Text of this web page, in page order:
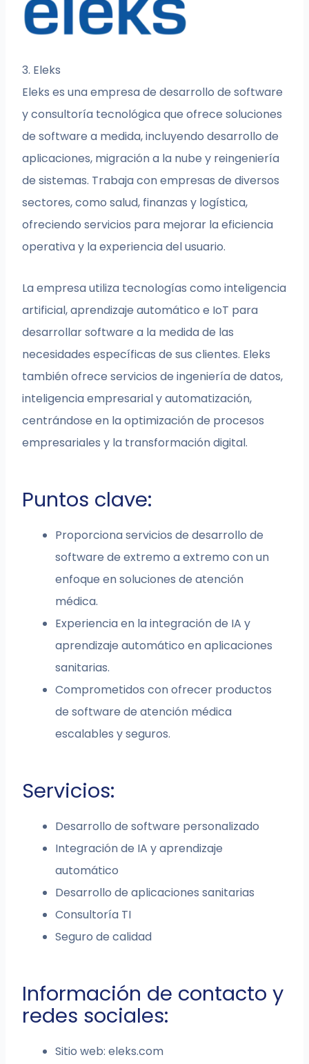
3. Eleks
Eleks es una empresa de desarrollo de software
y consultoría tecnológica que ofrece soluciones
de software a medida, incluyendo desarrollo de
aplicaciones, migración a la nube y reingeniería
de sistemas. Trabaja con empresas de diversos
sectores, como salud, finanzas y logística,
ofreciendo servicios para mejorar la eficiencia
operativa y la experiencia del usuario.
La empresa utiliza tecnologías como inteligencia
artificial, aprendizaje automático e IoT para
desarrollar software a la medida de las
necesidades específicas de sus clientes. Eleks
también ofrece servicios de ingeniería de datos,
inteligencia empresarial y automatización,
centrándose en la optimización de procesos
empresariales y la transformación digital.
Puntos clave:
Proporciona servicios de desarrollo de
software de extremo a extremo con un
enfoque en soluciones de atención
médica.
Experiencia en la integración de IA y
aprendizaje automático en aplicaciones
sanitarias.
Comprometidos con ofrecer productos
de software de atención médica
escalables y seguros.
Servicios:
Desarrollo de software personalizado
Integración de IA y aprendizaje
automático
Desarrollo de aplicaciones sanitarias
Consultoría TI
Seguro de calidad
Información de contacto y
redes sociales:
Sitio web: eleks.com